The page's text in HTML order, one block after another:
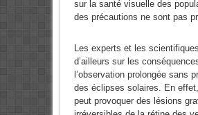
sur la santé visuelle des
des précautions ne sont pas
Les experts et les
d’ailleurs sur les
l’observation prolongée sans
des éclipses solaires. En
peut provoquer des lésions